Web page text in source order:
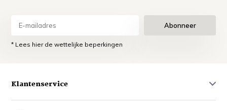
Abonneer
* Lees hier de wettelijke beperkingen
Klantenservice